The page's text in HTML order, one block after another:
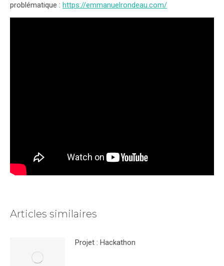
problématique : https://emmanuelrondeau.com/
Articles similaires
Projet : Hackathon